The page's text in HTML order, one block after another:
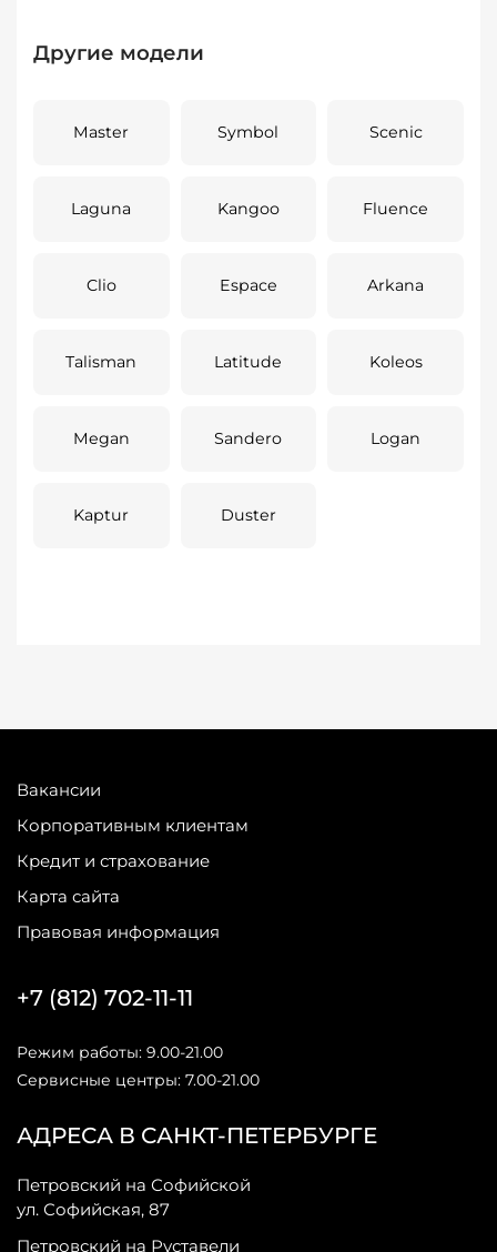
Другие модели
Master Symbol Scenic
Laguna Kangoo Fluence
Clio Espace Arkana
Talisman Latitude Koleos
Megan Sandero Logan
Kaptur Duster
Вакансии
Корпоративным клиентам
Кредит и страхование
Карта сайта
Правовая информация
АДРЕСА В САНКТ-ПЕТЕРБУРГЕ
Петровский на Софийской
ул. Софийская, 87
Петровский на Руставели
+7 (812) 702-11-11
Режим работы: 9.00-21.00
Сервисные центры: 7.00-21.00